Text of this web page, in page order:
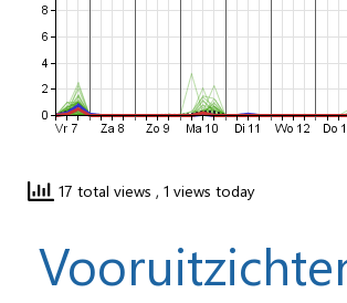
17 total views , 1 views today